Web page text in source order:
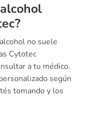
no suele
Cytotec
a tu médico.
según
tomando y los